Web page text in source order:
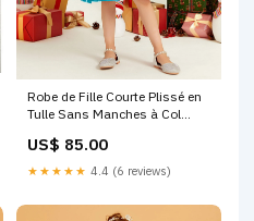
Robe de Fille Courte Plissé en
Tulle Sans Manches à Col
US$ 85.00
★★★★★ 4.4 (6 reviews)